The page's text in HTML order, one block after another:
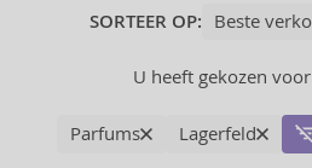
SORTEER OP:
U heeft gekozen voor
Parfums Lagerfeld